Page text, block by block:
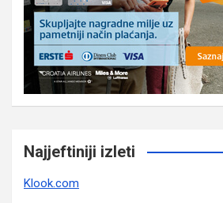
Najjeftiniji izleti
Klook.com